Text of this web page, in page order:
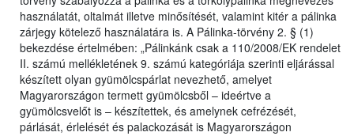
használatát, oltalmát illetve minősítését, valamint kitér a pálinka
zárjegy kötelező használatára is. A Pálinka-törvény 2. § (1)
bekezdése értelmében: „Pálinkánk csak a 110/2008/EK rendelet
II. számú mellékletének 9. számú kategóriája szerinti eljárással
készített olyan gyümölcspárlat nevezhető, amelyet
Magyarországon termett gyümölcsből – ideértve a
gyümölcsvelőt is – készítettek, és amelynek cefrézését,
párlását, érlelését és palackozását is Magyarországon